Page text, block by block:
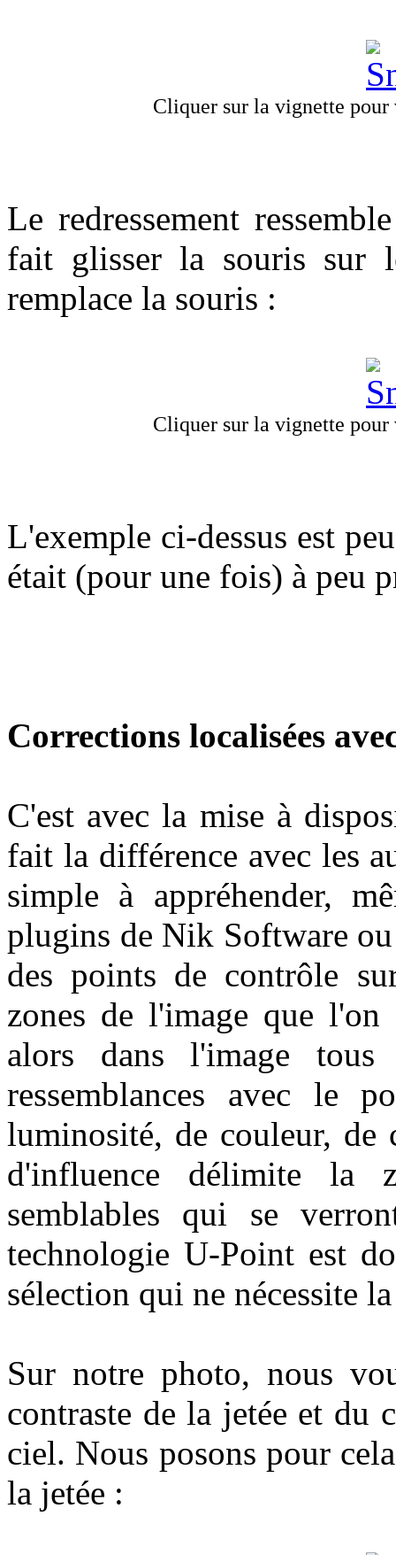
Cliquer sur la vignette
Le redressement
fait glisser la souris sur
remplace la souris :
Cliquer sur la vignette
L'exemple ci-dessus est
était (pour une fois) à peu
Corrections localisées
C'est avec la mise à
fait la différence avec les
simple à appréhender,
plugins de Nik Software
des points de contrôle
zones de l'image que
alors dans l'image
ressemblances avec le
luminosité, de couleur, de
d'influence délimite la
semblables qui se
technologie U-Point est
sélection qui ne nécessite
Sur notre photo, nous
contraste de la jetée et du
ciel. Nous posons pour
la jetée :